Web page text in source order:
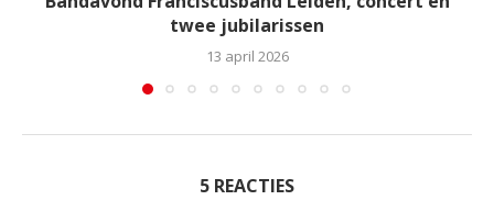
twee jubilarissen
13 april 2026
5 REACTIES